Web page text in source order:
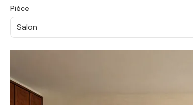
Pièce
Salon